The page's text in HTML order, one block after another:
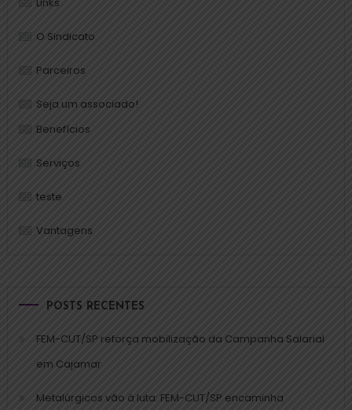
O Sindicato
Parceiros
Seja um associado!
Benefícios
Serviços
teste
Vantagens
POSTS RECENTES
FEM-CUT/SP reforça mobilização da Campanha Salarial
em Cajamar
Metalúrgicos vão à luta: FEM-CUT/SP encaminha